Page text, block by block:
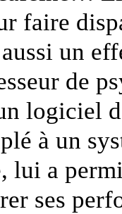
faire
un
de
logiciel
à un
lui a
ses